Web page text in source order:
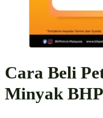
Cara Beli
Minyak BHP